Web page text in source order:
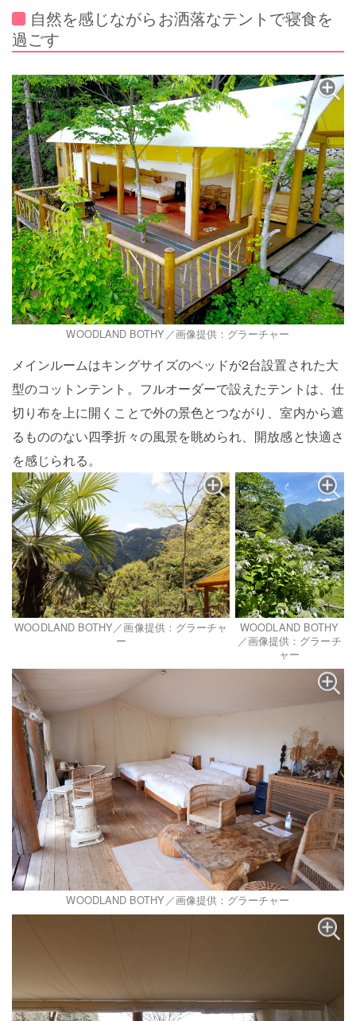
自然を感じながらお洒落なテントで寝食を
過ごす
WOODLAND BOTHY／画像提供：グラーチャー
メインルームはキングサイズのベッドが2台設置された大
型のコットンテント。フルオーダーで設えたテントは、仕
切り布を上に開くことで外の景色とつながり、室内から遮
るもののない四季折々の風景を眺められ、開放感と快適さ
を感じられる。
WOODLAND BOTHY／画像提供：グラーチャ
ー
WOODLAND BOTHY
／画像提供：グラーチ
ャー
WOODLAND BOTHY／画像提供：グラーチャー